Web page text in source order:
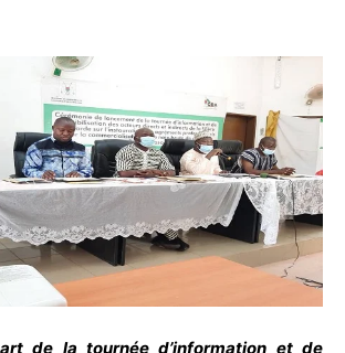
de la tournée d’information et de